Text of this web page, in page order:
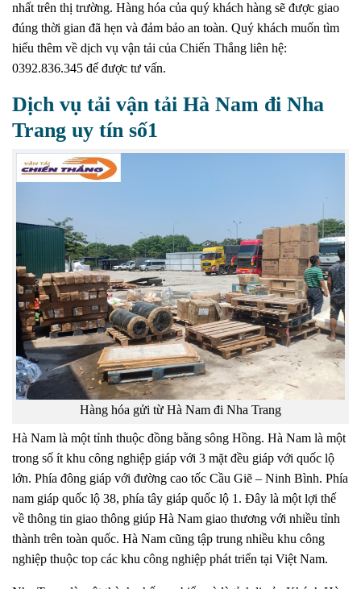
nhất trên thị trường. Hàng hóa của quý khách hàng sẽ được giao
đúng thời gian đã hẹn và đảm bảo an toàn. Quý khách muốn tìm
hiểu thêm về dịch vụ vận tải của Chiến Thắng liên hệ:
0392.836.345 để được tư vấn.
Dịch vụ tải vận tải Hà Nam đi Nha
Trang uy tín số1
Hàng hóa gửi từ Hà Nam đi Nha Trang
Hà Nam là một tỉnh thuộc đồng bằng sông Hồng. Hà Nam là một
trong số ít khu công nghiệp giáp với 3 mặt đều giáp với quốc lộ
lớn. Phía đông giáp với đường cao tốc Cầu Giẽ – Ninh Bình. Phía
nam giáp quốc lộ 38, phía tây giáp quốc lộ 1. Đây là một lợi thế
về thông tin giao thông giúp Hà Nam giao thương với nhiều tỉnh
thành trên toàn quốc. Hà Nam cũng tập trung nhiều khu công
nghiệp thuộc top các khu công nghiệp phát triển tại Việt Nam.